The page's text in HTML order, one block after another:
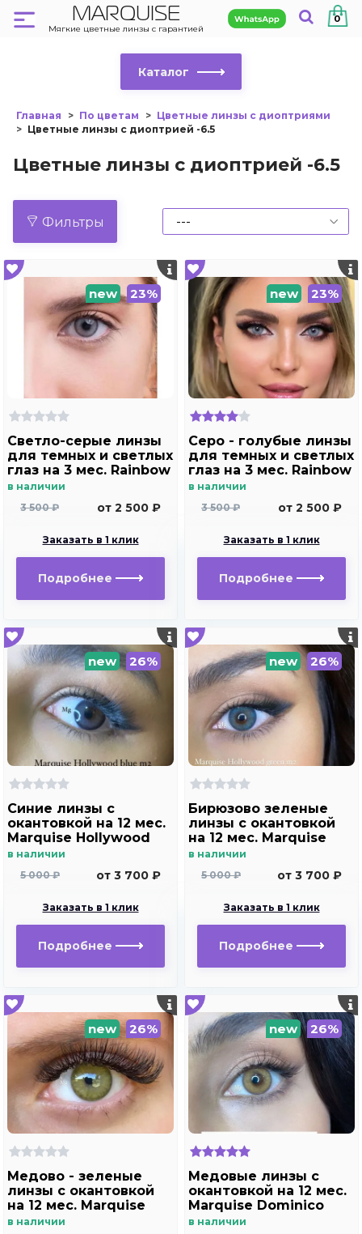
MARQUISE
Мягкие цветные линзы с гарантией
0
Каталог
Главная По цветам
Цветные линзы с диоптриями
Цветные линзы с диоптрией -6.5
Цветные линзы с диоптрией -6.5
Фильтры
new 23%
Светло-серые линзы
для темных и светлых
глаз на 3 мес. Rainbow
Marine Ring gray с
в наличии
3 500 ₽
от 2 500 ₽
Заказать в 1 клик
Подробнее
new 23%
Серо - голубые линзы
для темных и светлых
глаз на 3 мес. Rainbow
Marine Ring Blue с
в наличии
3 500 ₽
от 2 500 ₽
Заказать в 1 клик
Подробнее
new 26%
Синие линзы c
окантовкой на 12 мес.
Marquise Hollywood
blue m2
в наличии
5 000 ₽
от 3 700 ₽
Заказать в 1 клик
Подробнее
new 26%
Бирюзово зеленые
линзы c окантовкой
на 12 мес. Marquise
Hollywood green m2
в наличии
5 000 ₽
от 3 700 ₽
Заказать в 1 клик
Подробнее
new 26%
Медово - зеленые
линзы c окантовкой
на 12 мес. Marquise
Hollywood brown m2
в наличии
new 26%
Медовые линзы c
окантовкой на 12 мес.
Marquise Dominico
brown /Медовые
в наличии